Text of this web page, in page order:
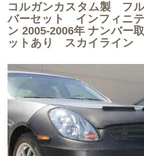
コルガンカスタム製 フ
バーセット インフィニ
ン 2005-2006年 ナンバー
ットあり スカイライン